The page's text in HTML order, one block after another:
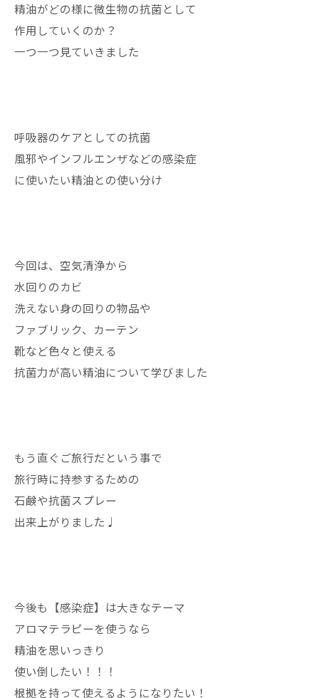
精油がどの様に微生物の抗菌として
作用していくのか？
一つ一つ見ていきました
呼吸器のケアとしての抗菌
風邪やインフルエンザなどの感染症
に使いたい精油との使い分け
今回は、空気清浄から
水回りのカビ
洗えない身の回りの物品や
ファブリック、カーテン
靴など色々と使える
抗菌力が高い精油について学びました
もう直ぐご旅行だという事で
旅行時に持参するための
石鹸や抗菌スプレー
出来上がりました♩
今後も【感染症】は大きなテーマ
アロマテラピーを使うなら
精油を思いっきり
使い倒したい！！！
根拠を持って使えるようになりたい！